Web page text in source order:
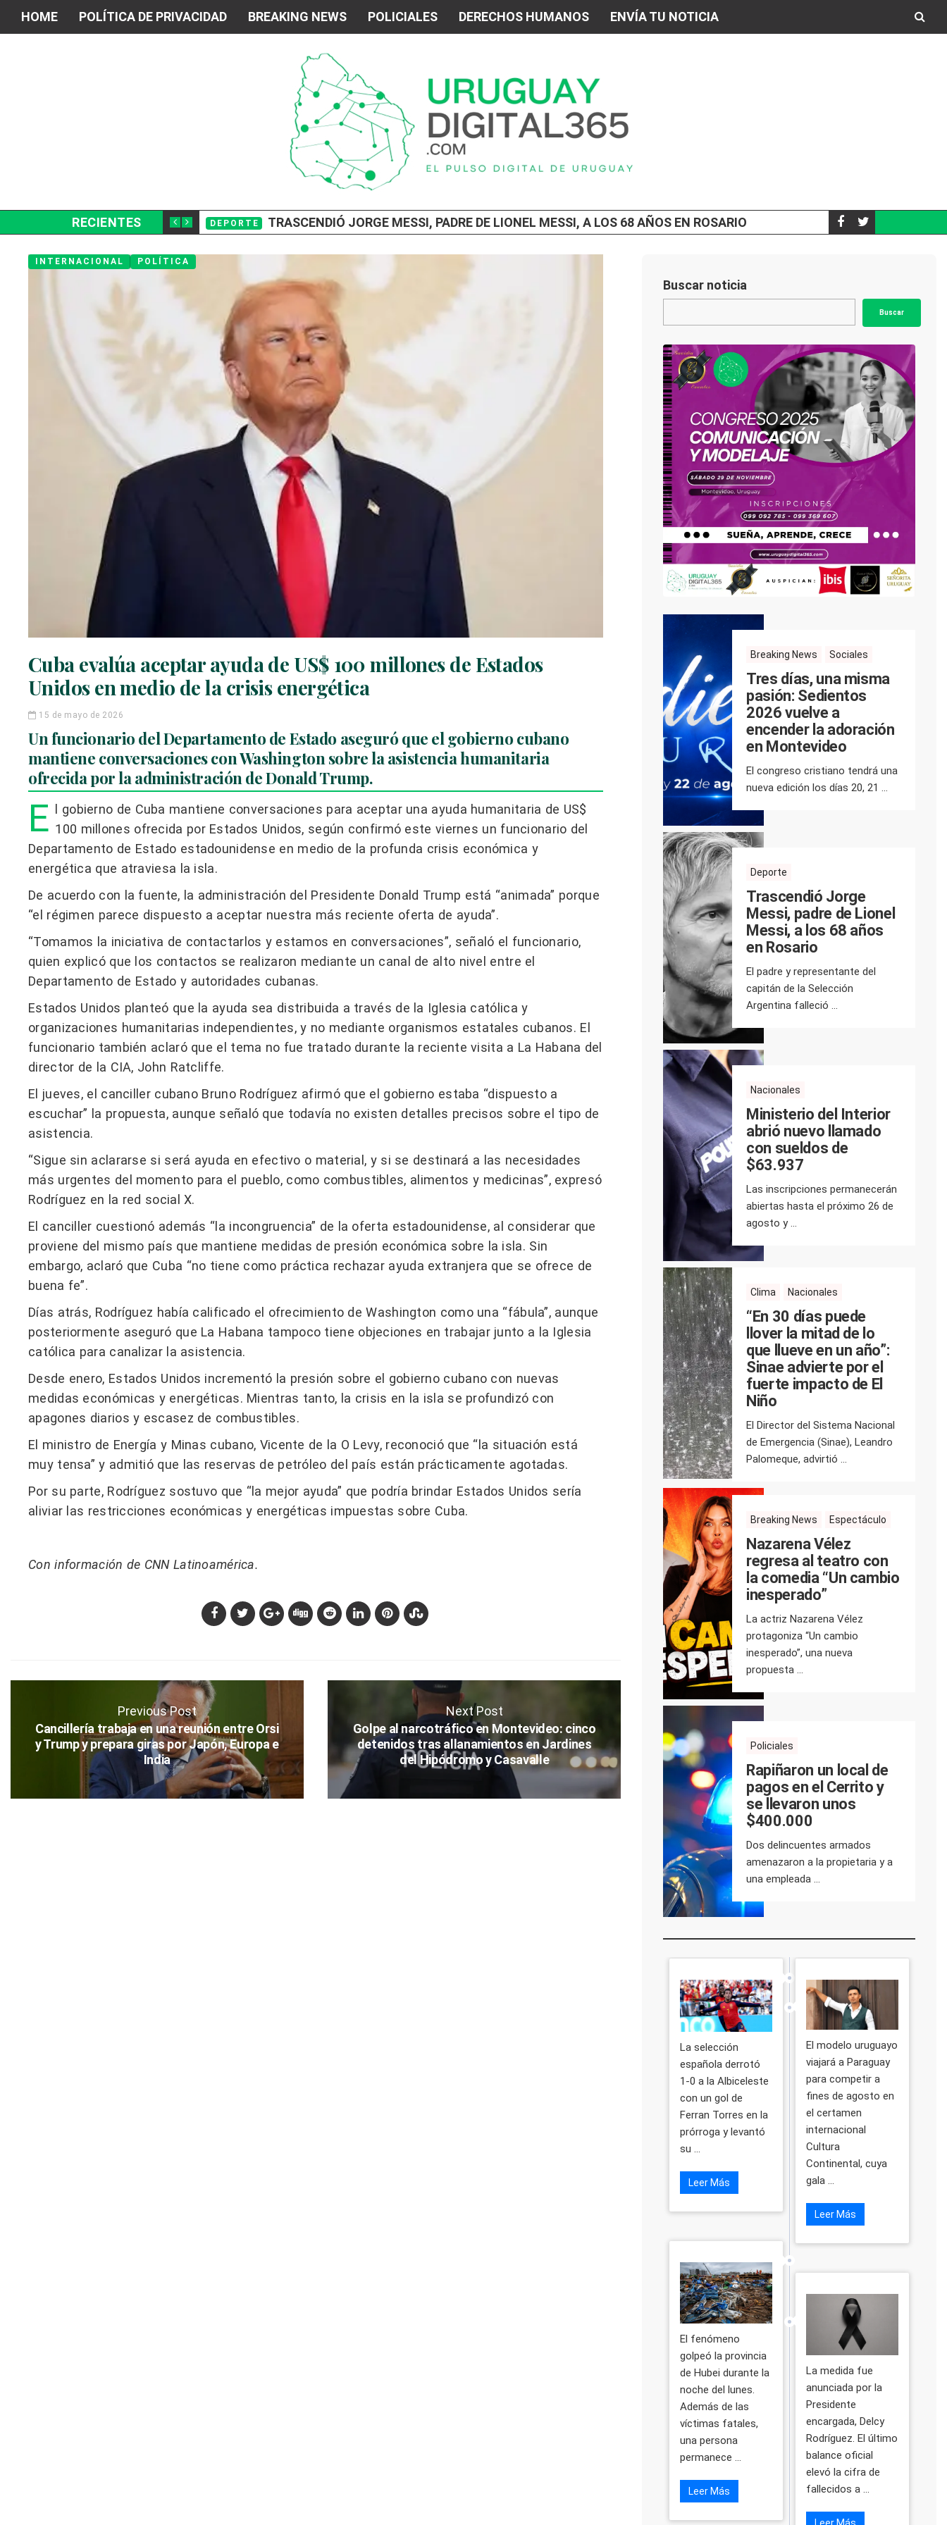
HOME POLÍTICA DE PRIVACIDAD BREAKING NEWS POLICIALES DERECHOS HUMANOS ENVÍA TU NOTICIA
RECIENTES
ENCENDER LA ADORACIÓN EN MONTEVIDEO DEPORTE TRASCENDIÓ JORGE MESSI, PADRE DE LIONEL MESSI, A LOS 68 AÑOS EN ROSARIO NACIONALES
INTERNACIONAL POLÍTICA
Cuba evalúa aceptar ayuda de US$ 100 millones de Estados
Unidos en medio de la crisis energética
15 de mayo de 2026
Un funcionario del Departamento de Estado aseguró que el gobierno cubano
mantiene conversaciones con Washington sobre la asistencia humanitaria
ofrecida por la administración de Donald Trump.
E
l gobierno de Cuba mantiene conversaciones para aceptar una ayuda humanitaria de US$
100 millones ofrecida por Estados Unidos, según confirmó este viernes un funcionario del
Departamento de Estado estadounidense en medio de la profunda crisis económica y
energética que atraviesa la isla.
De acuerdo con la fuente, la administración del Presidente Donald Trump está “animada” porque
“el régimen parece dispuesto a aceptar nuestra más reciente oferta de ayuda”.
“Tomamos la iniciativa de contactarlos y estamos en conversaciones”, señaló el funcionario,
quien explicó que los contactos se realizaron mediante un canal de alto nivel entre el
Departamento de Estado y autoridades cubanas.
Estados Unidos planteó que la ayuda sea distribuida a través de la Iglesia católica y
organizaciones humanitarias independientes, y no mediante organismos estatales cubanos. El
funcionario también aclaró que el tema no fue tratado durante la reciente visita a La Habana del
director de la CIA, John Ratcliffe.
El jueves, el canciller cubano Bruno Rodríguez afirmó que el gobierno estaba “dispuesto a
escuchar” la propuesta, aunque señaló que todavía no existen detalles precisos sobre el tipo de
asistencia.
“Sigue sin aclararse si será ayuda en efectivo o material, y si se destinará a las necesidades
más urgentes del momento para el pueblo, como combustibles, alimentos y medicinas”, expresó
Rodríguez en la red social X.
El canciller cuestionó además “la incongruencia” de la oferta estadounidense, al considerar que
proviene del mismo país que mantiene medidas de presión económica sobre la isla. Sin
embargo, aclaró que Cuba “no tiene como práctica rechazar ayuda extranjera que se ofrece de
buena fe”.
Días atrás, Rodríguez había calificado el ofrecimiento de Washington como una “fábula”, aunque
posteriormente aseguró que La Habana tampoco tiene objeciones en trabajar junto a la Iglesia
católica para canalizar la asistencia.
Desde enero, Estados Unidos incrementó la presión sobre el gobierno cubano con nuevas
medidas económicas y energéticas. Mientras tanto, la crisis en la isla se profundizó con
apagones diarios y escasez de combustibles.
El ministro de Energía y Minas cubano, Vicente de la O Levy, reconoció que “la situación está
muy tensa” y admitió que las reservas de petróleo del país están prácticamente agotadas.
Por su parte, Rodríguez sostuvo que “la mejor ayuda” que podría brindar Estados Unidos sería
aliviar las restricciones económicas y energéticas impuestas sobre Cuba.
Con información de CNN Latinoamérica.
Previous Post
Cancillería trabaja en una reunión entre Orsi
y Trump y prepara giras por Japón, Europa e
India
Next Post
Golpe al narcotráfico en Montevideo: cinco
detenidos tras allanamientos en Jardines
del Hipódromo y Casavalle
Buscar noticia
Buscar
Breaking News Sociales
Tres días, una misma
pasión: Sedientos
2026 vuelve a
encender la adoración
en Montevideo
El congreso cristiano tendrá una
nueva edición los días 20, 21 ...
Deporte
Trascendió Jorge
Messi, padre de Lionel
Messi, a los 68 años
en Rosario
El padre y representante del
capitán de la Selección
Argentina falleció ...
Nacionales
Ministerio del Interior
abrió nuevo llamado
con sueldos de
$63.937
Las inscripciones permanecerán
abiertas hasta el próximo 26 de
agosto y ...
Clima Nacionales
“En 30 días puede
llover la mitad de lo
que llueve en un año”:
Sinae advierte por el
fuerte impacto de El
Niño
El Director del Sistema Nacional
de Emergencia (Sinae), Leandro
Palomeque, advirtió ...
Breaking News Espectáculo
Nazarena Vélez
regresa al teatro con
la comedia “Un cambio
inesperado”
La actriz Nazarena Vélez
protagoniza “Un cambio
inesperado”, una nueva
propuesta ...
Policiales
Rapiñaron un local de
pagos en el Cerrito y
se llevaron unos
$400.000
Dos delincuentes armados
amenazaron a la propietaria y a
una empleada ...
La selección
española derrotó
1-0 a la Albiceleste
con un gol de
Ferran Torres en la
prórroga y levantó
su ...
Leer Más
El modelo uruguayo
viajará a Paraguay
para competir a
fines de agosto en
el certamen
internacional
Cultura
Continental, cuya
gala ...
Leer Más
El fenómeno
golpeó la provincia
de Hubei durante la
noche del lunes.
Además de las
víctimas fatales,
una persona
permanece ...
Leer Más
La medida fue
anunciada por la
Presidente
encargada, Delcy
Rodríguez. El último
balance oficial
elevó la cifra de
fallecidos a ...